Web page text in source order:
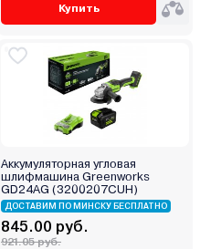
Купить
Аккумуляторная угловая
шлифмашина Greenworks
GD24AG (3200207CUH)
ДОСТАВИМ ПО МИНСКУ БЕСПЛАТНО
845.00 руб.
921.05 руб.